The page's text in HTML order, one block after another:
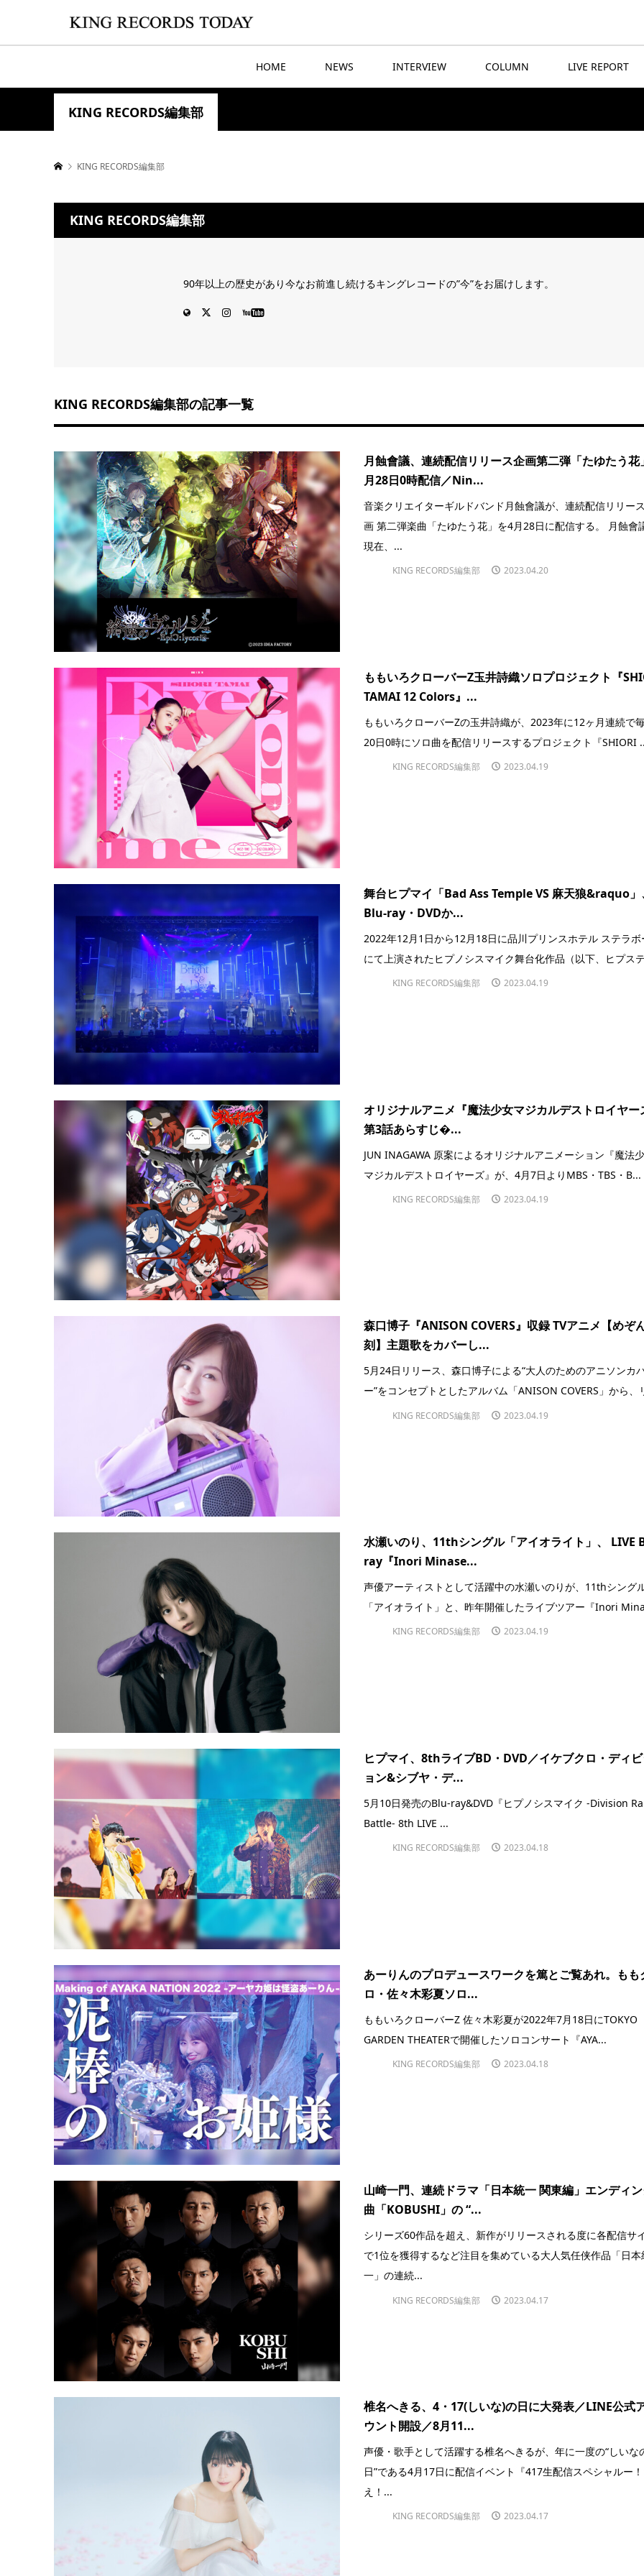
HOME NEWS INTERVIEW COLUMN LIVE REPORT
KING RECORDS編集部
KING RECORDS編集部
KING RECORDS編集部
90年以上の歴史があり今なお前進し続けるキングレコードの”今”をお届けします。
KING RECORDS編集部の記事一覧
月蝕會議、連続配信リリース企画第二弾「たゆたう花
月28日0時配信／Nin...
音楽クリエイターギルドバンド月蝕會議が、連続配信リリー
画 第二弾楽曲「たゆたう花」を4月28日に配信する。 月蝕會
現在、...
KING RECORDS編集部 2023.04.20
ももいろクローバーZ玉井詩織ソロプロジェクト『
TAMAI 12 Colors』...
ももいろクローバーZの玉井詩織が、2023年に12ヶ月連続で
20日0時にソロ曲を配信リリースするプロジェクト『SHIORI
KING RECORDS編集部 2023.04.19
舞台ヒプマイ「Bad Ass Temple VS 麻天狼&raquo」
Blu-ray・DVDか...
2022年12月1日から12月18日に品川プリンスホテル ステラボ
にて上演されたヒプノシスマイク舞台化作品（以下、ヒプス
KING RECORDS編集部 2023.04.19
オリジナルアニメ『魔法少⼥マジカルデストロイヤー
第3話あらすじ�...
JUN INAGAWA 原案によるオリジナルアニメーション『魔法
マジカルデストロイヤーズ』が、4月7日よりMBS・TBS・B...
KING RECORDS編集部 2023.04.19
森口博子『ANISON COVERS』収録 TVアニメ【めぞ
刻】主題歌をカバーし...
5月24日リリース、森口博子による“大人のためのアニソンカ
ー”をコンセプトとしたアルバム「ANISON COVERS」から、
KING RECORDS編集部 2023.04.19
水瀬いのり、11thシングル「アイオライト」、 LIVE
ray『Inori Minase...
声優アーティストとして活躍中の水瀬いのりが、11thシング
「アイオライト」と、昨年開催したライブツアー『Inori
KING RECORDS編集部 2023.04.19
ヒプマイ、8thライブBD・DVD／イケブクロ・ディ
ョン&シブヤ・デ...
5月10日発売のBlu-ray&DVD『ヒプノシスマイク -Division
Battle- 8th LIVE ...
KING RECORDS編集部 2023.04.18
あーりんのプロデュースワークを篤とご覧あれ。もも
ロ・佐々木彩夏ソロ...
ももいろクローバーZ 佐々木彩夏が2022年7月18日にTOKYO
GARDEN THEATERで開催したソロコンサート『AYA...
KING RECORDS編集部 2023.04.18
山崎一門、連続ドラマ「日本統一 関東編」エンディ
曲「KOBUSHI」の “...
シリーズ60作品を超え、新作がリリースされる度に各配信サ
で1位を獲得するなど注目を集めている大人気任侠作品「日本
一」の連続...
KING RECORDS編集部 2023.04.17
椎名へきる、4・17(しいな)の日に大発表／LINE公式
ウント開設／8月11...
声優・歌手として活躍する椎名へきるが、年に一度の“しいな
日”である4月17日に配信イベント『417生配信スペシャルー
え！...
KING RECORDS編集部 2023.04.17